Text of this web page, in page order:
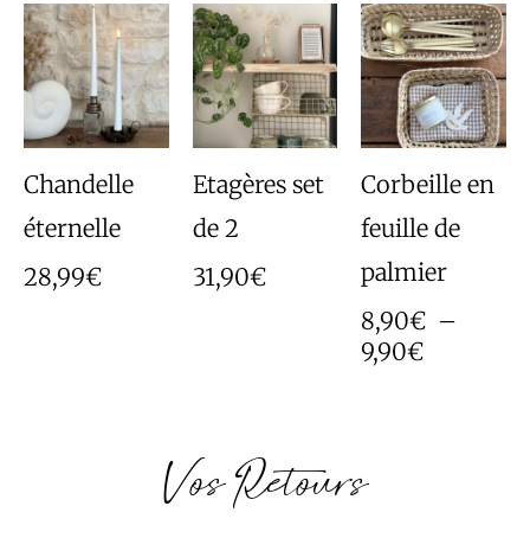
Chandelle
éternelle
28,99€
Etagères set
de 2
31,90€
Corbeille en
feuille de
palmier
8,90€ –
9,90€
Plage
de
prix :
8,90€
à
9,90€
Vos Retours